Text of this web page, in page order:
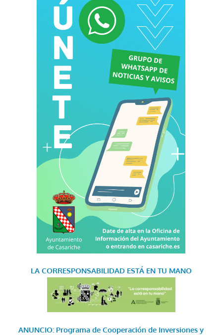
LA CORRESPONSABILIDAD ESTÁ EN TU MANO
ANUNCIO: Programa de Cooperación de Inversiones y